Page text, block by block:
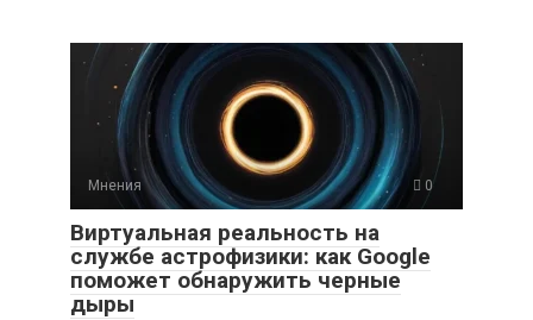
Мнения 0
Виртуальная реальность на
службе астрофизики: как Google
поможет обнаружить черные
дыры